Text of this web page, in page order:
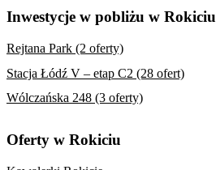
Inwestycje w pobliżu w Rokiciu
Rejtana Park (2 oferty)
Stacja Łódź V – etap C2 (28 ofert)
Wólczańska 248 (3 oferty)
Oferty w Rokiciu